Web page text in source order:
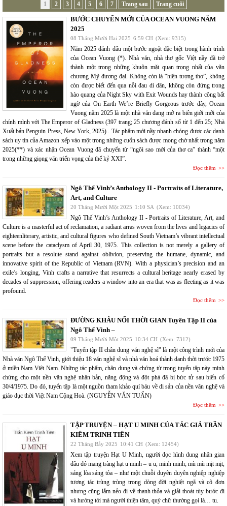
1 2 3 4 5 6 7 Trang sau Trang cuối
BƯỚC CHUYỂN MỚI CỦA OCEAN VUONG NĂM
2025
08 Tháng Mười Hai 2025 6:59 CH (Xem: 9315)
Năm 2025 đánh dấu một bước ngoặt đặc biệt trong hành trình
của Ocean Vuong (*). Nhà văn, nhà thơ gốc Việt nầy đã trở
thành một trong những khuôn mặt quan trọng nhất của văn
chương Mỹ đương đại. Không còn là “hiện tượng thơ”, không
còn được biết đến qua nỗi đau di dân, không còn đứng trong
hào quang của Night Sky with Exit Wounds hay thành công bất
ngờ của On Earth We’re Briefly Gorgeous trước đây, Ocean
Vuong năm 2025 là một nhà văn đang mở ra biên giới mới của
chính mình với The Emperor of Gladness (397 trang; 25 chương đánh số từ 1 đến 25; Nhà
Xuất bản Penguin Press, New York, 2025) . Tác phẩm mới nầy nhanh chóng được các danh
sách uy tín của Amazon xếp vào một trong những cuốn sách được mong chờ nhất trong năm
2025(**) và xác nhận Ocean Vuong đã chuyển từ “ngôi sao mới của thơ ca” thành “một
trong những giọng văn triển vọng của thế kỷ XXI”.
Đọc thêm
Ngô Thế Vinh’s Anthology II - Portraits of Literature,
Art, and Culture
20 Tháng Mười Một 2025 1:10 SA (Xem: 10034)
Ngô Thế Vinh’s Anthology II - Portraits of Literature, Art, and
Culture is a masterful act of reclamation, a radiant arras woven from the lives and legacies of
eighteenliterary, artistic, and cultural figures who defined South Vietnam’s vibrant intellectual
scene before the cataclysm of April 30, 1975. This collection is not merely a gallery of
portraits but a resolute stand against oblivion, preserving the humane, dynamic, and
innovative spirit of the Republic of Vietnam (RVN). With a physician’s precision and an
exile’s longing, Vinh crafts a narrative that resurrects a cultural heritage nearly erased by
decades of suppression, offering readers a window into an era that was as fleeting as it was
profound.
Đọc thêm
ĐƯỜNG KHÂU NỐI THỜI GIAN Tuyển Tập II của
Ngô Thế Vinh –
09 Tháng Mười Một 2025 10:34 CH (Xem: 7312)
"Tuyển tập II chân dung văn nghệ sĩ" là một công trình mới của
Nhà văn Ngô Thế Vinh, giới thiệu 18 văn nghệ sĩ và nhà văn hoá thành danh thời trước 1975
ở miền Nam Việt Nam. Những tác phẩm, chân dung và chứng từ trong tuyển tập này minh
chứng cho một nền văn nghệ nhân bản, năng động và đột phá đã bị bức tử sau biến cố
30/4/1975. Do đó, tuyển tập là một nguồn tham khảo quí báu về di sản của nền văn nghệ và
giáo dục thời Việt Nam Cộng Hoà. (NGUYỄN VĂN TUẤN)
Đọc thêm
TẬP TRUYỆN – HẠT U MINH CỦA TÁC GIẢ TRẦN
KIÊM TRINH TIÊN
22 Tháng Bảy 2025 10:41 CH (Xem: 12454)
Xem tập truyện Hạt U Minh, người đọc hình dung nhân gian
đâu đó mang tràng hạt u minh – u u, minh minh; mù mù mịt mịt,
sáng lòa sáng tỏa – như một chuỗi duyên duyên nghiệp nghiệp
tương tác trùng trùng trong dòng đời nghiệt ngã và cô đơn
nhưng cũng lắm nẻo đi về thanh thỏa và giải thoát tùy bước đi
và hướng tới mà người thiện tâm, quý chữ thường gọi là… tu.